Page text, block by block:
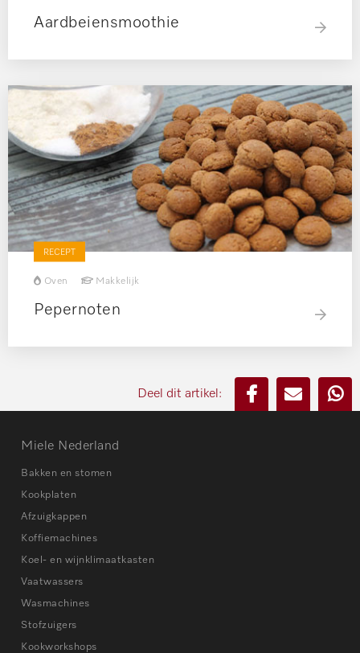
Aardbeiensmoothie
RECEPT
Oven Makkelijk
Pepernoten
Deel dit artikel:
Miele Nederland
Bakken en stomen
Kookplaten
Afzuigkappen
Koffiemachines
Koel- en wijnklimaatkasten
Vaatwassers
Wasmachines
Stofzuigers
Kookworkshops